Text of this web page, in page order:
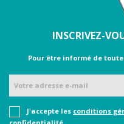
INSCRIVEZ-
Pour être informé de
J'accepte les conditions